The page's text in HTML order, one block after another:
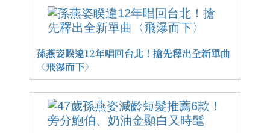
孫燕姿睽違12年唱回台北！搶先釋出全新單曲
〈飛瀑而下〉